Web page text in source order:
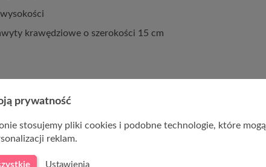
krawędziowe o szerokości 15 cm
33cm)
prywatność
stosujemy pliki cookies i podobne technologie, które mogą
reklam.
Ustawienia